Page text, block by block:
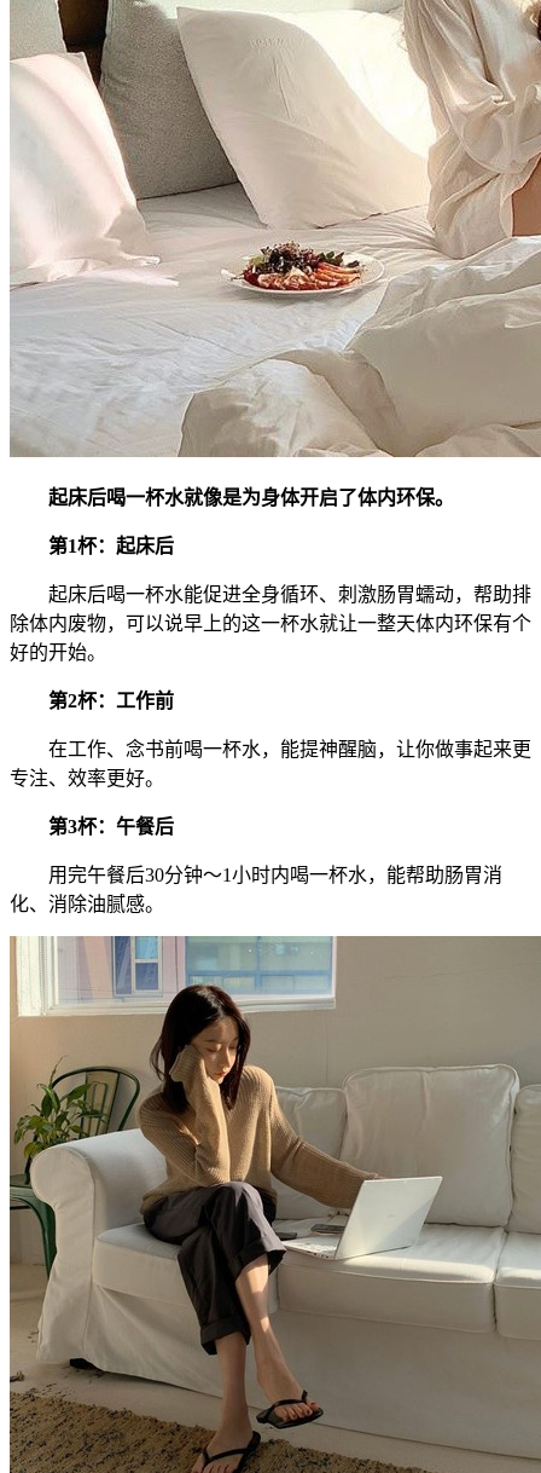
起床后喝一杯水就像是为身体开启了体内环保。
第1杯：起床后
起床后喝一杯水能促进全身循环、刺激肠胃蠕动，帮助排
除体内废物，可以说早上的这一杯水就让一整天体内环保有个
好的开始。
第2杯：工作前
在工作、念书前喝一杯水，能提神醒脑，让你做事起来更
专注、效率更好。
第3杯：午餐后
用完午餐后30分钟～1小时内喝一杯水，能帮助肠胃消
化、消除油腻感。